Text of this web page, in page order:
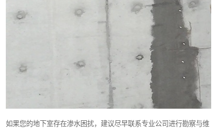
如果您的地下室存在渗水困扰，建议尽早联系专业公司进行勘察与维